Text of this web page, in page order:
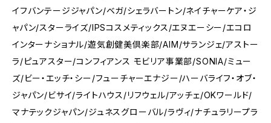
イフバンテージジャパン/ベガ/シェラバートン/ネイチャーケア・ジ
ャパン/スターライズ/IPSコスメティックス/エヌエーシー/エコロ
インターナショナル/遊気創健美倶楽部/AIM/サランジェ/アストー
ラ/ピュアスター/コンフィアンス モビリア事業部/SONIA/ミュー
ズ/ビー・エッチ・シー/フューチャーエナジー/ハーバライフ・オブ・
ジャパン/ビサイ/ライトハウス/リフウェル/アッチェ/OKワールド/
マナテックジャパン/ジュネスグローバル/ラヴィ/ナチュラリープラ